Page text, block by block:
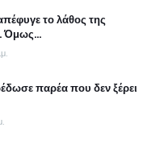
το λάθος της
Όμως...
παρέα που δεν ξέρει